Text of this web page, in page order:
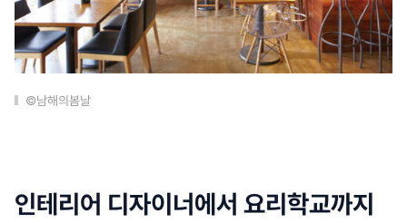
©남해의봄날
인테리어 디자이너에서 요리학교까지